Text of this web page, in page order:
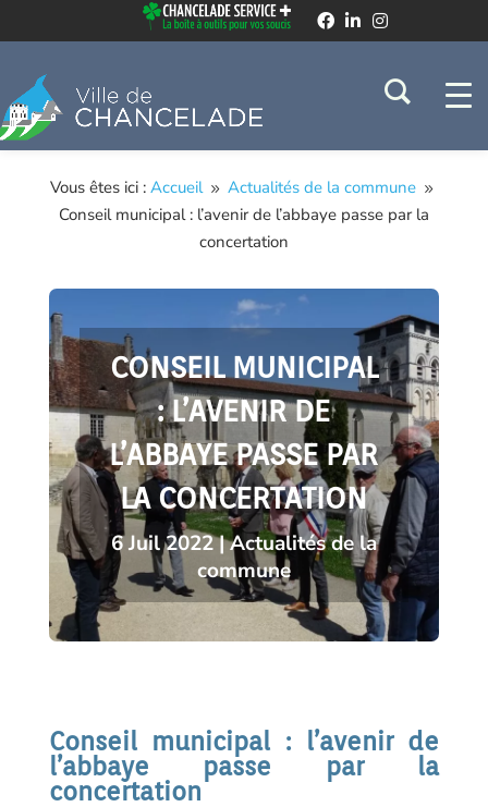
Vous êtes ici :Accueil 9 Actualités de la commune 9
Conseil municipal : l’avenir de l’abbaye passe par la
concertation
CONSEIL MUNICIPAL
: L’AVENIR DE
L’ABBAYE PASSE PAR
LA CONCERTATION
6 Juil 2022|Actualités de la
commune
Conseil municipal : l’avenir de
l’abbaye passe par la
concertation